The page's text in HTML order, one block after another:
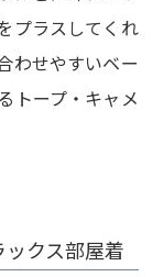
プラスしてくれ
わせやすいベー
トープ・キャメ
クス部屋着